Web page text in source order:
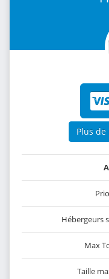
Plus
Hébergeurs
Max
Taille